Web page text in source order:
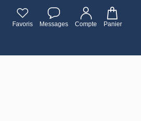
Favoris Messages Compte Panier